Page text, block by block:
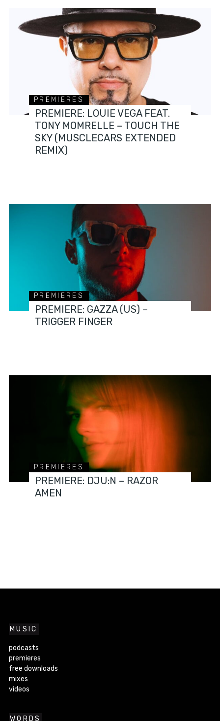
PREMIERES
PREMIERE: LOUIE VEGA FEAT.
TONY MOMRELLE – TOUCH THE
SKY (MUSCLECARS EXTENDED
REMIX)
PREMIERES
PREMIERE: GAZZA (US) –
TRIGGER FINGER
PREMIERES
PREMIERE: DJU:N – RAZOR
AMEN
MUSIC
podcasts
premieres
free downloads
mixes
videos
WORDS